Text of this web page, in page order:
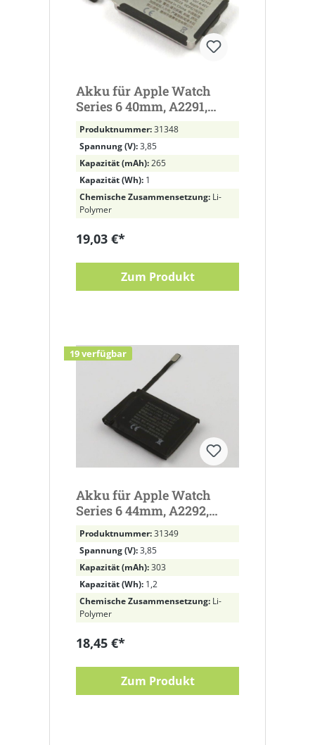
Akku für Apple Watch
Series 6 40mm, A2291,
A2293, A2375 ersetzt A2345
Li-Polymer, 3,85V, 265mAh
Produktnummer:31348
Spannung (V):3,85
Kapazität (mAh):265
Kapazität (Wh): 1
Chemische Zusammensetzung: Li-
Polymer
19,03 €*
Zum Produkt
19 verfügbar
Akku für Apple Watch
Series 6 44mm, A2292,
A2294, A2376 ersetzt
A2327Li-Polymer, 3,85V,
303mAh
Produktnummer:31349
Spannung (V):3,85
Kapazität (mAh):303
Kapazität (Wh): 1,2
Chemische Zusammensetzung: Li-
Polymer
18,45 €*
Zum Produkt